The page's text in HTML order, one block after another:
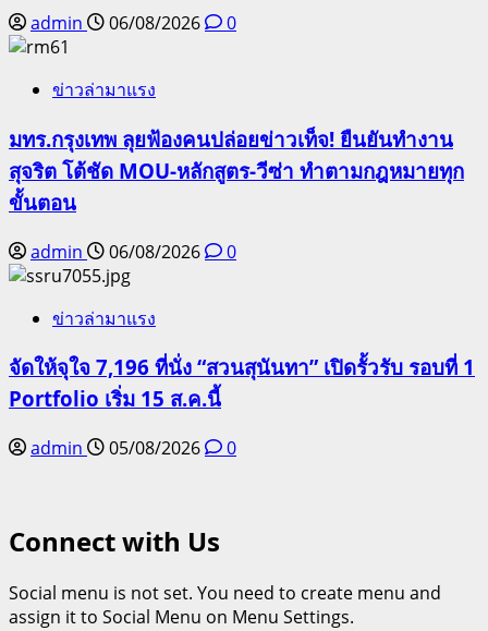
admin 06/08/2026 0
ข่าวล่ามาแรง
มทร.กรุงเทพ ลุยฟ้องคนปล่อยข่าวเท็จ! ยืนยันทำงาน
สุจริต โต้ชัด MOU-หลักสูตร-วีซ่า ทำตามกฎหมายทุก
ขั้นตอน
admin 06/08/2026 0
ข่าวล่ามาแรง
จัดให้จุใจ 7,196 ที่นั่ง “สวนสุนันทา” เปิดรั้วรับ รอบที่ 1
Portfolio เริ่ม 15 ส.ค.นี้
admin 05/08/2026 0
Connect with Us
Social menu is not set. You need to create menu and
assign it to Social Menu on Menu Settings.